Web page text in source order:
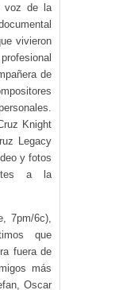
voz de la
vivieron
de
Knight
Legacy
y fotos
a la
7pm/6c),
que
fuera de
más
Oscar